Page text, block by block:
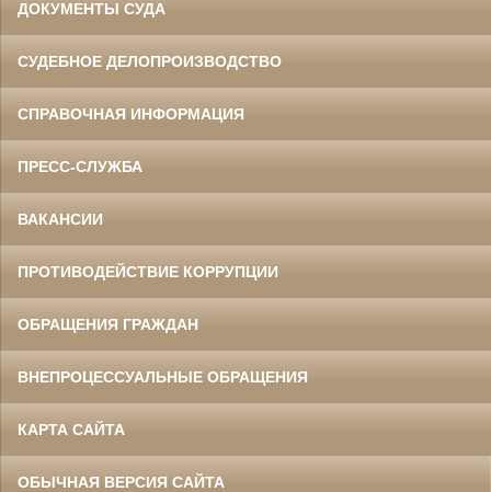
ДОКУМЕНТЫ СУДА
СУДЕБНОЕ ДЕЛОПРОИЗВОДСТВО
СПРАВОЧНАЯ ИНФОРМАЦИЯ
ПРЕСС-СЛУЖБА
ВАКАНСИИ
ПРОТИВОДЕЙСТВИЕ КОРРУПЦИИ
ОБРАЩЕНИЯ ГРАЖДАН
ВНЕПРОЦЕССУАЛЬНЫЕ ОБРАЩЕНИЯ
КАРТА САЙТА
ОБЫЧНАЯ ВЕРСИЯ САЙТА